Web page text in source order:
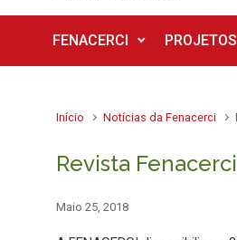
FENACERCI PROJETOS
Início Notícias da Fenacerci
Revista
Maio 25, 2018